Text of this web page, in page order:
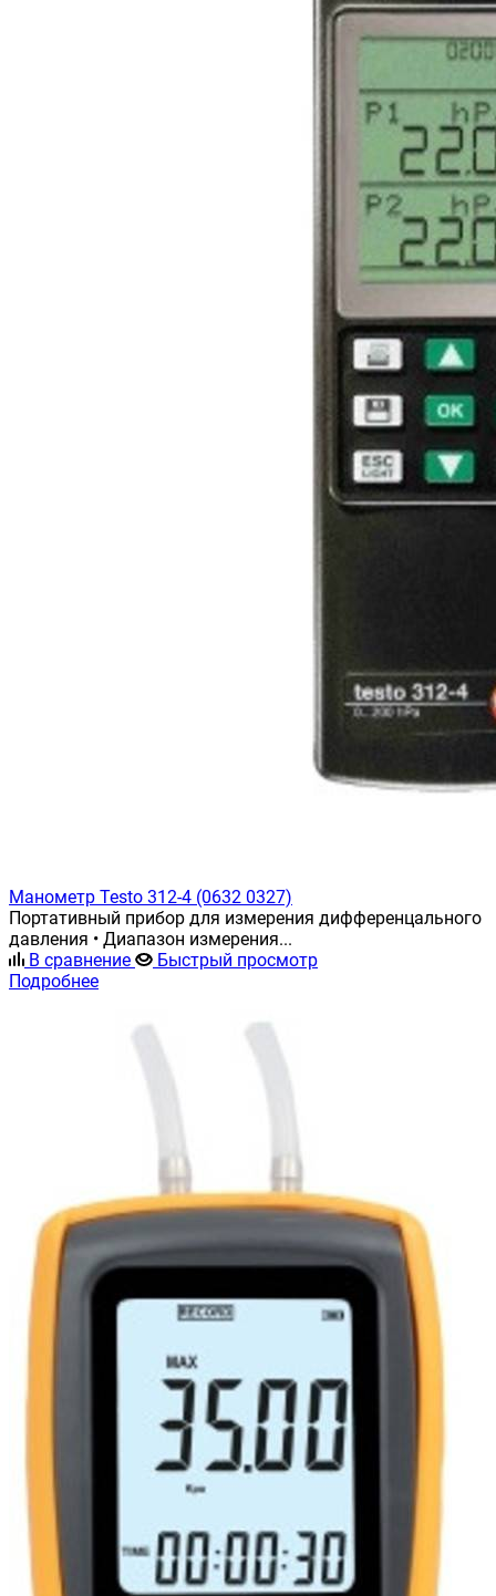
Манометр Testo 312-4 (0632 0327)
Портативный прибор для измерения дифференцального
давления • Диапазон измерения...
В сравнение
Быстрый просмотр
Подробнее